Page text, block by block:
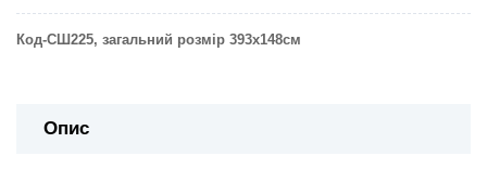
Код-СШ225, загальний розмір 393х148см
Опис